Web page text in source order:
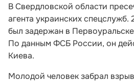
В Свердловской области
агента украинских
был задержан в
По данным ФСБ России, он
Киева.
Молодой человек забрал